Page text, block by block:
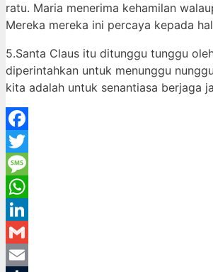
ratu. Maria menerima kehamilan
Mereka mereka ini percaya kepada
5.Santa Claus itu ditunggu tunggu
diperintahkan untuk menunggu
kita adalah untuk senantiasa berjaga
Facebook
Twitter
Message
WhatsApp
LinkedIn
Gmail